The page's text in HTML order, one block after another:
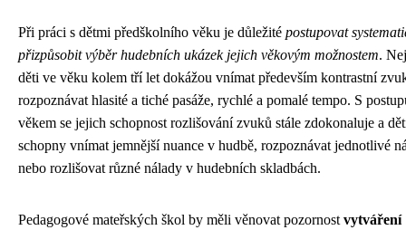
Při práci s dětmi předškolního věku je důležité postupovat
přizpůsobit výběr hudebních ukázek jejich věkovým možnostem.
děti ve věku kolem tří let dokážou vnímat především kontrastní
rozpoznávat hlasité a tiché pasáže, rychlé a pomalé tempo. S
věkem se jejich schopnost rozlišování zvuků stále zdokonaluje a
schopny vnímat jemnější nuance v hudbě, rozpoznávat jednotlivé
nebo rozlišovat různé nálady v hudebních skladbách.
Pedagogové mateřských škol by měli věnovat pozornost vytváření